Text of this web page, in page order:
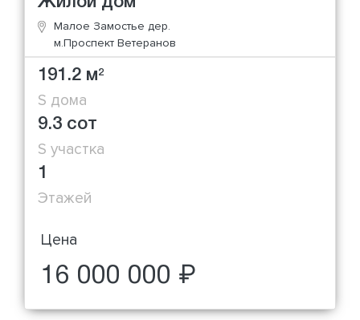
Малое Замостье дер.
м.Проспект Ветеранов
191.2 м2
S дома
9.3 сот
S участка
1
Этажей
Цена
16 000 000 ₽